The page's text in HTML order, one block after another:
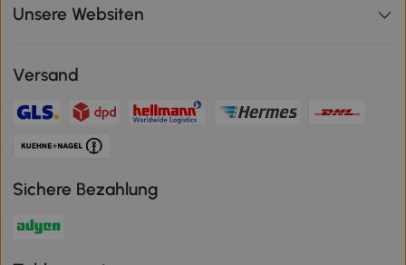
Unsere Websiten
Versand
Sichere Bezahlung